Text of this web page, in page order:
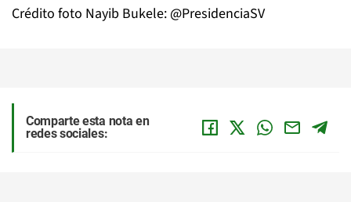
Crédito foto Nayib Bukele: @PresidenciaSV
Comparte esta nota en
redes sociales: